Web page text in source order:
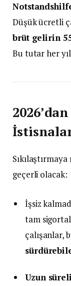
Düşük ücretli
brüt gelirin
Bu tutar her
geçerli olacak:
İşsiz
tam
çalışanlar,
Uzun